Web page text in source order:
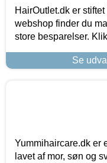
HairOutlet.dk er
webshop finder du
store besparelser.
Se
Yummihaircare.dk er
lavet af mor, søn og